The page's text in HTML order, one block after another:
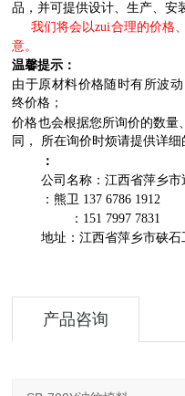
品，并可提供设计、生产、安
我们将会以zui合理的价格
意。
温馨提示：
由于原材料价格随时有所波
终价格；
价格也会根据您所询价的数量
同， 所在询价时烦请提供详
：
公司名称：江西省萍乡市
：熊卫 137 6786 1912
：151 7997 7831
地址：江西省萍乡市硖石
产品咨询